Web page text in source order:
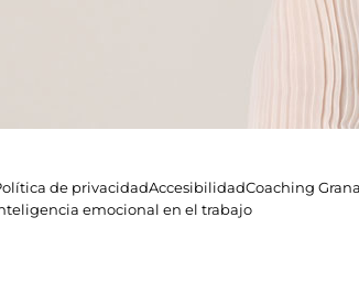
de privacidadAccesibilidadCoaching
emocional en el trabajo